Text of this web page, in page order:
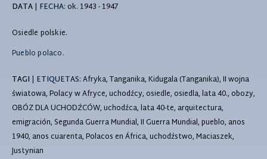
DATA| FECHA:ok. 1943 - 1947
Osiedle polskie.
Pueblo polaco.
TAGI | ETIQUETAS: Afryka, Tanganika, Kidugala (Tanganika), II wojna
światowa, Polacy w Afryce, uchodźcy, osiedle, osiedla, lata 40., obozy,
OBÓZ DLA UCHODŹCÓW, uchodźca, lata 40-te, arquitectura,
emigración, Segunda Guerra Mundial, II Guerra Mundial, pueblo, anos
1940, anos cuarenta, Polacos en África, uchodźstwo, Maciaszek,
Justynian